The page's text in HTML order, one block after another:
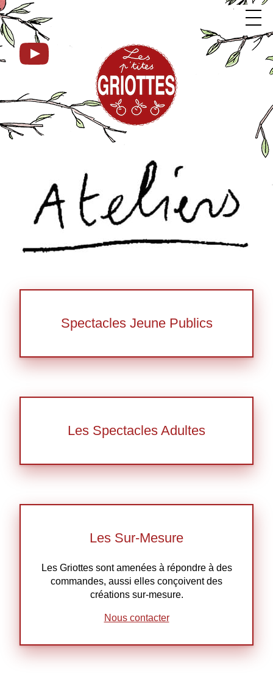
Spectacles Jeune Publics
Les Spectacles Adultes
Les Sur-Mesure
Les Griottes sont amenées à répondre à des
commandes, aussi elles conçoivent des
créations sur-mesure.
Nous contacter